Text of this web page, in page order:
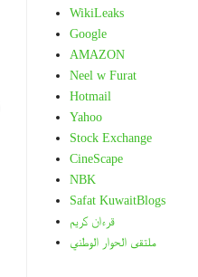
WikiLeaks
Google
AMAZON
Neel w Furat
Hotmail
Yahoo
Stock Exchange
CineScape
NBK
Safat KuwaitBlogs
قرءان كريم
ملتقى الحوار الوطني